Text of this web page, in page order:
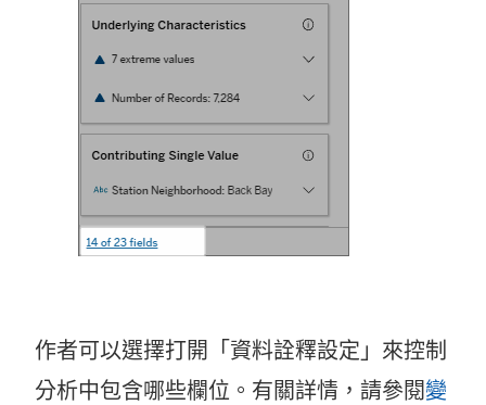
作者可以選擇打開「資料詮釋設定」來控制
分析中包含哪些欄位。有關詳情，請參閱變